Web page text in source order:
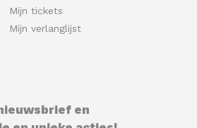
Mijn tickets
Mijn verlanglijst
en